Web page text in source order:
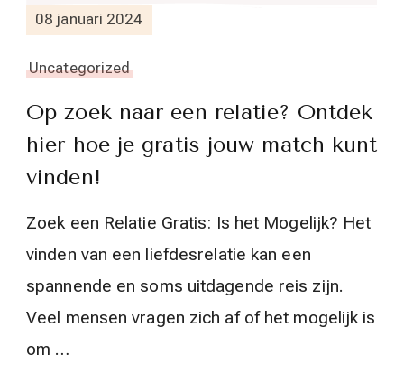
08 januari 2024
Uncategorized
Op zoek naar een relatie? Ontdek
hier hoe je gratis jouw match kunt
vinden!
Zoek een Relatie Gratis: Is het Mogelijk? Het
vinden van een liefdesrelatie kan een
spannende en soms uitdagende reis zijn.
Veel mensen vragen zich af of het mogelijk is
om …